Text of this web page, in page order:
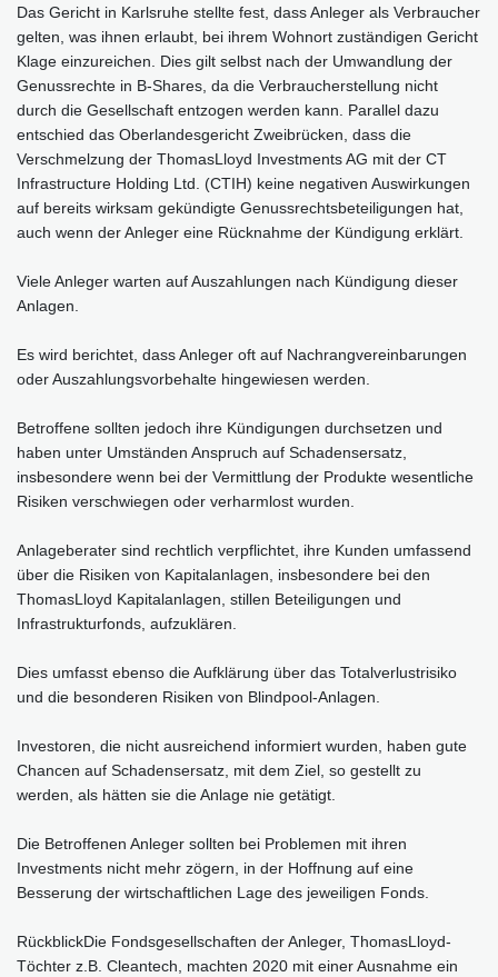
Das Gericht in Karlsruhe stellte fest, dass Anleger als Verbraucher
gelten, was ihnen erlaubt, bei ihrem Wohnort zuständigen Gericht
Klage einzureichen. Dies gilt selbst nach der Umwandlung der
Genussrechte in B-Shares, da die Verbraucherstellung nicht
durch die Gesellschaft entzogen werden kann. Parallel dazu
entschied das Oberlandesgericht Zweibrücken, dass die
Verschmelzung der ThomasLloyd Investments AG mit der CT
Infrastructure Holding Ltd. (CTIH) keine negativen Auswirkungen
auf bereits wirksam gekündigte Genussrechtsbeteiligungen hat,
auch wenn der Anleger eine Rücknahme der Kündigung erklärt.
Viele Anleger warten auf Auszahlungen nach Kündigung dieser
Anlagen.
Es wird berichtet, dass Anleger oft auf Nachrangvereinbarungen
oder Auszahlungsvorbehalte hingewiesen werden.
Betroffene sollten jedoch ihre Kündigungen durchsetzen und
haben unter Umständen Anspruch auf Schadensersatz,
insbesondere wenn bei der Vermittlung der Produkte wesentliche
Risiken verschwiegen oder verharmlost wurden.
Anlageberater sind rechtlich verpflichtet, ihre Kunden umfassend
über die Risiken von Kapitalanlagen, insbesondere bei den
ThomasLloyd Kapitalanlagen, stillen Beteiligungen und
Infrastrukturfonds, aufzuklären.
Dies umfasst ebenso die Aufklärung über das Totalverlustrisiko
und die besonderen Risiken von Blindpool-Anlagen.
Investoren, die nicht ausreichend informiert wurden, haben gute
Chancen auf Schadensersatz, mit dem Ziel, so gestellt zu
werden, als hätten sie die Anlage nie getätigt.
Die Betroffenen Anleger sollten bei Problemen mit ihren
Investments nicht mehr zögern, in der Hoffnung auf eine
Besserung der wirtschaftlichen Lage des jeweiligen Fonds.
RückblickDie Fonds­gesell­schaften der Anleger, ThomasLloyd-
Töchter z.B. Cleantech, machten 2020 mit einer Ausnahme ein